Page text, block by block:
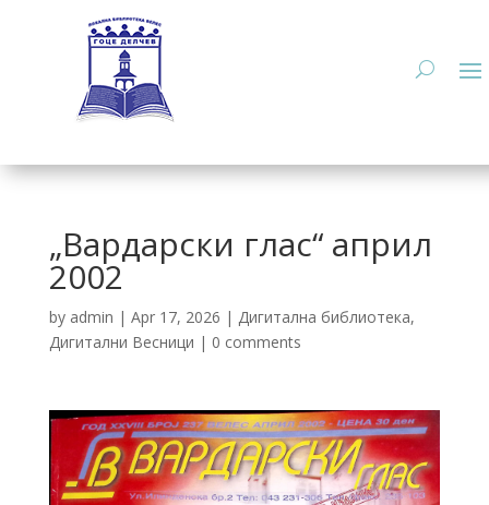
„Вардарски глас“ април
2002
by admin | Apr 17, 2026 | Дигитална библиотека,
Дигитални Весници | 0 comments